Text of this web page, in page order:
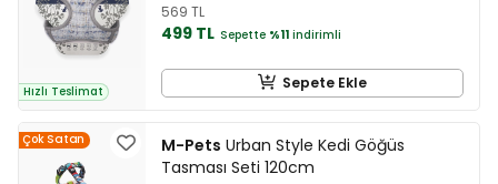
Hızlı Teslimat
569 TL
499 TL Sepette %11 indirimli
Sepete Ekle
Çok Satan M-Pets Urban Style Kedi Göğüs
Tasması Seti 120cm